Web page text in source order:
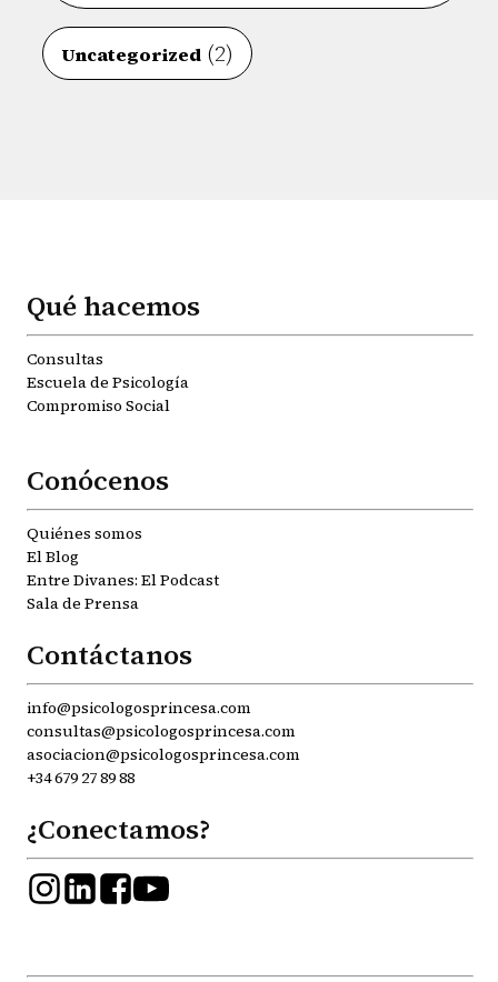
Uncategorized (2)
Qué hacemos
Consultas
Escuela de Psicología
Compromiso Social
Conócenos
Quiénes somos
El Blog
Entre Divanes: El Podcast
Sala de Prensa
Contáctanos
info@psicologosprincesa.com
consultas@psicologosprincesa.com
asociacion@psicologosprincesa.com
+34 679 27 89 88
¿Conectamos?